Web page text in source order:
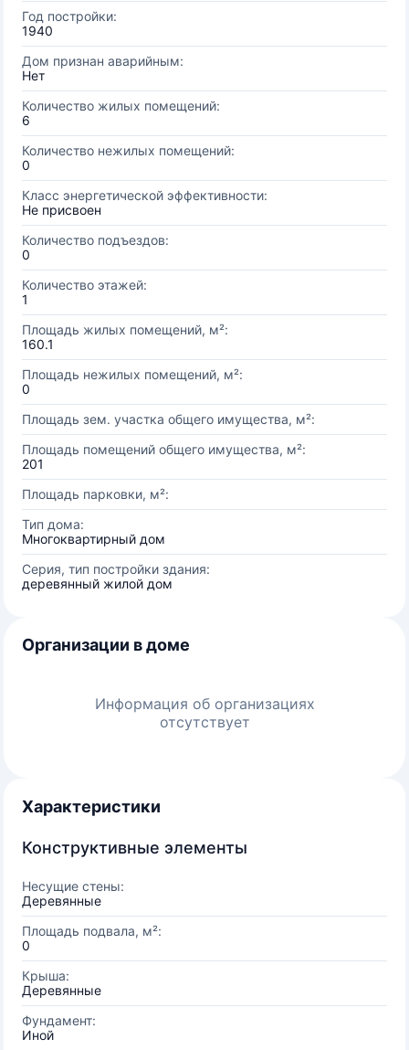
Год постройки:
1940
Дом признан аварийным:
Нет
Количество жилых помещений:
6
Количество нежилых помещений:
0
Класс энергетической эффективности:
Не присвоен
Количество подъездов:
0
Количество этажей:
1
Площадь жилых помещений, м²:
160.1
Площадь нежилых помещений, м²:
0
Площадь зем. участка общего имущества, м²:
Площадь помещений общего имущества, м²:
201
Площадь парковки, м²:
Тип дома:
Многоквартирный дом
Серия, тип постройки здания:
деревянный жилой дом
Организации в доме
Информация об организациях
отсутствует
Характеристики
Конструктивные элементы
Несущие стены:
Деревянные
Площадь подвала, м²:
0
Крыша:
Деревянные
Фундамент:
Иной